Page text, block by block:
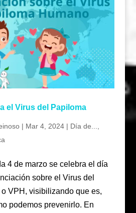
el Virus del Papiloma
| Mar 4, 2024| Día de...
4 de marzo se celebra el día
sobre el Virus del
VPH, visibilizando que es,
podemos prevenirlo. En